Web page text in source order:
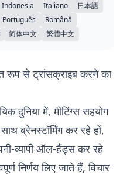
Indonesia Italiano
日本語
Português
Română
简体中文 繁體中文
रूप से ट्रांसक्राइब करने का
दुनिया में, मीटिंग्स सहयोग
ब्रेनस्टॉर्मिंग कर रहे हों,
व्यापी ऑल-हैंड्स कर रहे
निर्णय लिए जाते हैं, विचार